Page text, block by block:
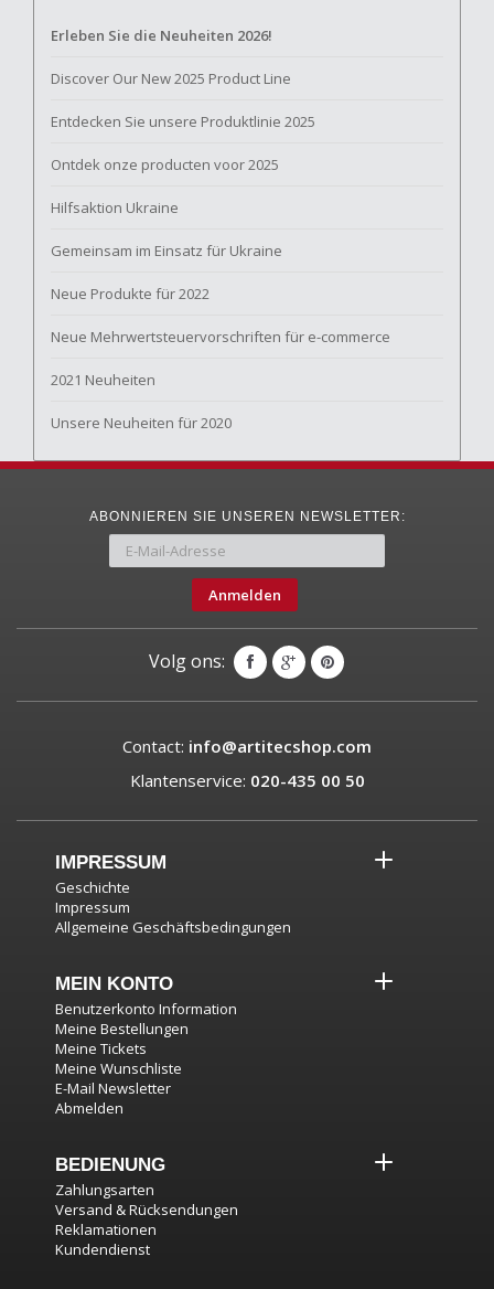
Erleben Sie die Neuheiten 2026!
Discover Our New 2025 Product Line
Entdecken Sie unsere Produktlinie 2025
Ontdek onze producten voor 2025
Hilfsaktion Ukraine
Gemeinsam im Einsatz für Ukraine
Neue Produkte für 2022
Neue Mehrwertsteuervorschriften für e-commerce
2021 Neuheiten
Unsere Neuheiten für 2020
ABONNIEREN SIE UNSEREN NEWSLETTER:
Anmelden
Volg ons:
Contact: info@artitecshop.com
Klantenservice: 020-435 00 50
IMPRESSUM
Geschichte
Impressum
Allgemeine Geschäftsbedingungen
MEIN KONTO
Benutzerkonto Information
Meine Bestellungen
Meine Tickets
Meine Wunschliste
E-Mail Newsletter
Abmelden
BEDIENUNG
Zahlungsarten
Versand & Rücksendungen
Reklamationen
Kundendienst